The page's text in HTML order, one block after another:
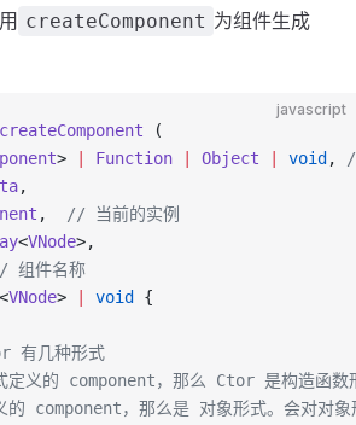
createComponent 为组件生成
javascript
createComponent (
> Function Object void ,
,
,
// 当前的实例
<VNode>,
组件名称
<VNode> void {
有几种形式
义的 component，那么 Ctor 是构造函数
component，那么是 对象形式。会对对